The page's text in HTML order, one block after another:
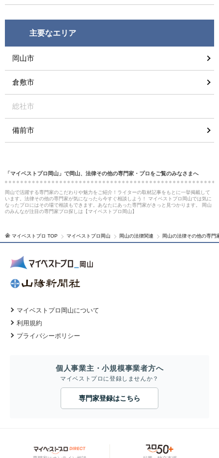
主要なエリア
岡山市
倉敷市
総社市
備前市
「マイベストプロ岡山」で岡山、法律その他の専門家・プロをご覧のみなさまへ
岡山で活躍する専門家のこだわりや魅力をご紹介！ライターの取材記事をもとに一挙掲載して
います。法律その他の専門家が気になったら今すぐ相談しよう！ マイベストプロ岡山では気に
なったプロにはその場で相談もできます。あなたにあった専門家がきっと見つかります。 岡山
のみんなが注目の専門家プロ探しは【マイベストプロ岡山】
マイベストプロ TOP マイベストプロ岡山 岡山の法律関連 岡山の法律その他の専門
マイベストプロ岡山について
利用規約
プライバシーポリシー
個人事業主・小規模事業者方へ
マイベストプロに登録しませんか？
専門家登録はこちら